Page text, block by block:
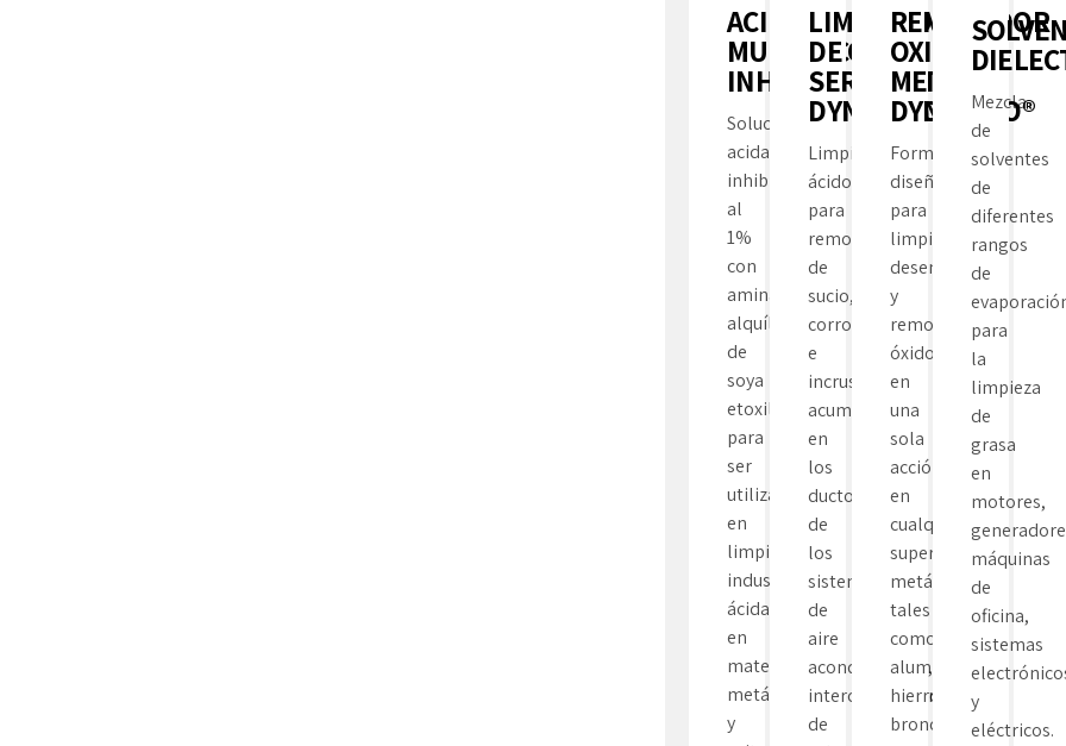
ACIDO
MURIATICO
INHIBIDO
Solución
acida
inhibida
al
1%
con
aminas
alquílica
de
soya
etoxilada
para
ser
utilizada
en
limpieza
industrial
ácida
en
materiales
metálicos
y
LIMPIADOR
DE
SERPENTINES
DYNAMICO®
Limpiador
ácido
para
remoción
de
sucio,
corrosión
e
incrustaciones
acumuladas
en
los
ductos
de
los
sistemas
de
aire
acondicionado,
intercambiadores
de
REMOVEDOR
OXIDO
METALES
DYNAMICO®
Formulación
diseñada
para
limpiar,
desengrasar
y
remover
óxido
en
una
sola
acción
en
cualquier
superficie
metálica
tales
como
aluminio,
hierro,
bronce,
Mezcla
de
solventes
de
diferentes
rangos
de
para
la
limpieza
de
grasa
en
motores,
máquinas
de
oficina,
sistemas
y
eléctricos.